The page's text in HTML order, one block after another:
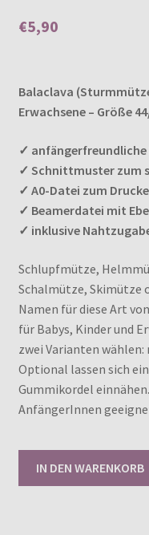
basierend auf
€5,90
Balaclava
Erwachsene – Größe
✓
✓ Schnittmuster zum
✓ A0-Datei zum
✓ Beamerdatei mit
✓ inklusive
Schlupfmütze,
Schalmütze, Skimütze
Namen für diese Art
für Babys, Kinder und
zwei Varianten
Optional lassen sich
Gummikordel
AnfängerInnen
IN DEN WARENKORB